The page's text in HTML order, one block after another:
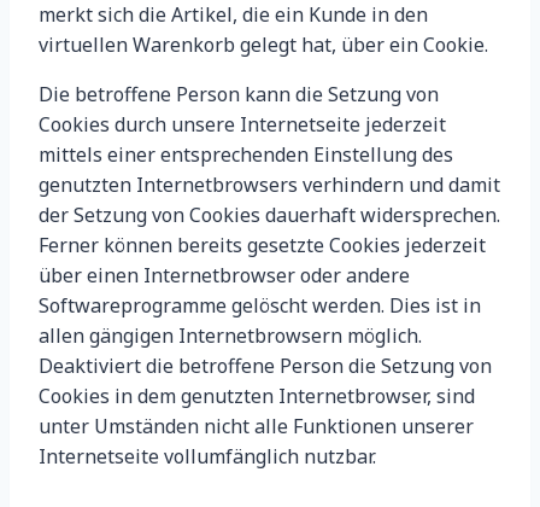
merkt sich die Artikel, die ein Kunde in den
virtuellen Warenkorb gelegt hat, über ein Cookie.
Die betroffene Person kann die Setzung von
Cookies durch unsere Internetseite jederzeit
mittels einer entsprechenden Einstellung des
genutzten Internetbrowsers verhindern und damit
der Setzung von Cookies dauerhaft widersprechen.
Ferner können bereits gesetzte Cookies jederzeit
über einen Internetbrowser oder andere
Softwareprogramme gelöscht werden. Dies ist in
allen gängigen Internetbrowsern möglich.
Deaktiviert die betroffene Person die Setzung von
Cookies in dem genutzten Internetbrowser, sind
unter Umständen nicht alle Funktionen unserer
Internetseite vollumfänglich nutzbar.